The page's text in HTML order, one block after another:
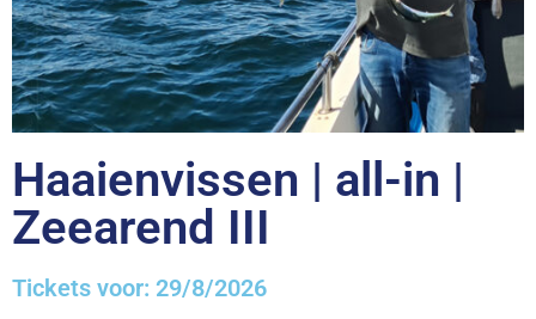
Haaienvissen | all-in |
Zeearend III
Tickets voor: 29/8/2026